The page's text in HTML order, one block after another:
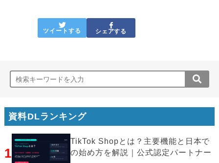
ツイートする シェアする
資料DLランキング
1
TikTok Shopとは？主要機能と日本で
の始め方を解説｜公式認定パートナー